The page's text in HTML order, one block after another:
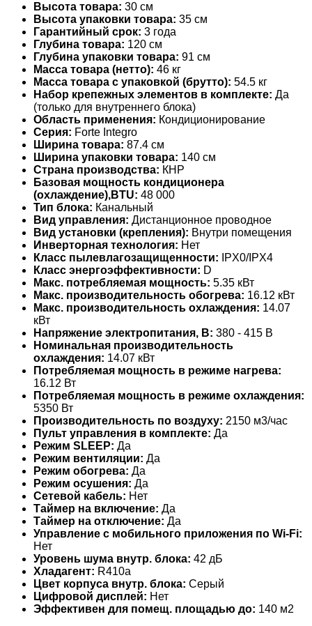
Высота товара: 30 см
Высота упаковки товара: 35 см
Гарантийный срок: 3 года
Глубина товара: 120 см
Глубина упаковки товара: 91 см
Масса товара (нетто): 46 кг
Масса товара с упаковкой (брутто): 54.5 кг
Набор крепежных элементов в комплекте: Да
(только для внутреннего блока)
Область применения: Кондиционирование
Серия: Forte Integro
Ширина товара: 87.4 см
Ширина упаковки товара: 140 см
Страна производства: КНР
Базовая мощность кондиционера
(охлаждение),BTU: 48 000
Тип блока: Канальный
Вид управления: Дистанционное проводное
Вид установки (крепления): Внутри помещения
Инверторная технология: Нет
Класс пылевлагозащищенности: IPX0/IPX4
Класс энергоэффективности: D
Макс. потребляемая мощность: 5.35 кВт
Макс. производительность обогрева: 16.12 кВт
Макс. производительность охлаждения: 14.07
кВт
Напряжение электропитания, В: 380 - 415 В
Номинальная производительность
охлаждения: 14.07 кВт
Потребляемая мощность в режиме нагрева:
16.12 Вт
Потребляемая мощность в режиме охлаждения:
5350 Вт
Производительность по воздуху: 2150 м3/час
Пульт управления в комплекте: Да
Режим SLEEP: Да
Режим вентиляции: Да
Режим обогрева: Да
Режим осушения: Да
Сетевой кабель: Нет
Таймер на включение: Да
Таймер на отключение: Да
Управление c мобильного приложения по Wi-Fi:
Нет
Уровень шума внутр. блока: 42 дБ
Хладагент: R410a
Цвет корпуса внутр. блока: Серый
Цифровой дисплей: Нет
Эффективен для помещ. площадью до: 140 м2